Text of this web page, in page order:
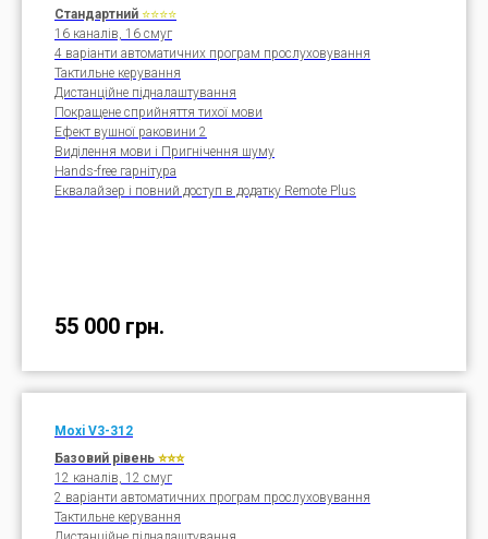
Стандартний ⭐⭐⭐⭐
16 каналів, 16 смуг
4 варіанти автоматичних програм прослуховування
Тактильне керування
Дистанційне підналаштування
Покращене сприйняття тихої мови
Ефект вушної раковини 2
Виділення мови і Пригнічення шуму
Hands-free гарнітура
Еквалайзер і повний доступ в додатку Remote Plus
55 000 грн.
Moxi V3-312
Базовий рівень ⭐⭐⭐
12 каналів, 12 смуг
2 варіанти автоматичних програм прослуховування
Тактильне керування